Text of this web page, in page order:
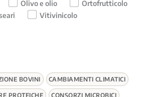
Olivo e olio
Ortofrutticolo
Vitivinicolo
BOVINI CAMBIAMENTI CLIMATICI
PROTEICHE CONSORZI MICROBICI